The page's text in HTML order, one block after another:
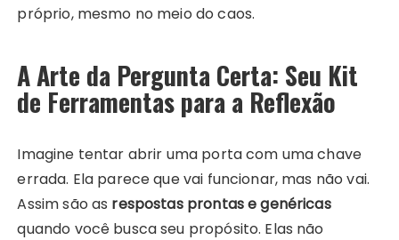
próprio, mesmo no meio do caos.
A Arte da Pergunta Certa: Seu Kit
de Ferramentas para a Reflexão
Imagine tentar abrir uma porta com uma chave
errada. Ela parece que vai funcionar, mas não vai.
Assim são as respostas prontas e genéricas
quando você busca seu propósito. Elas não